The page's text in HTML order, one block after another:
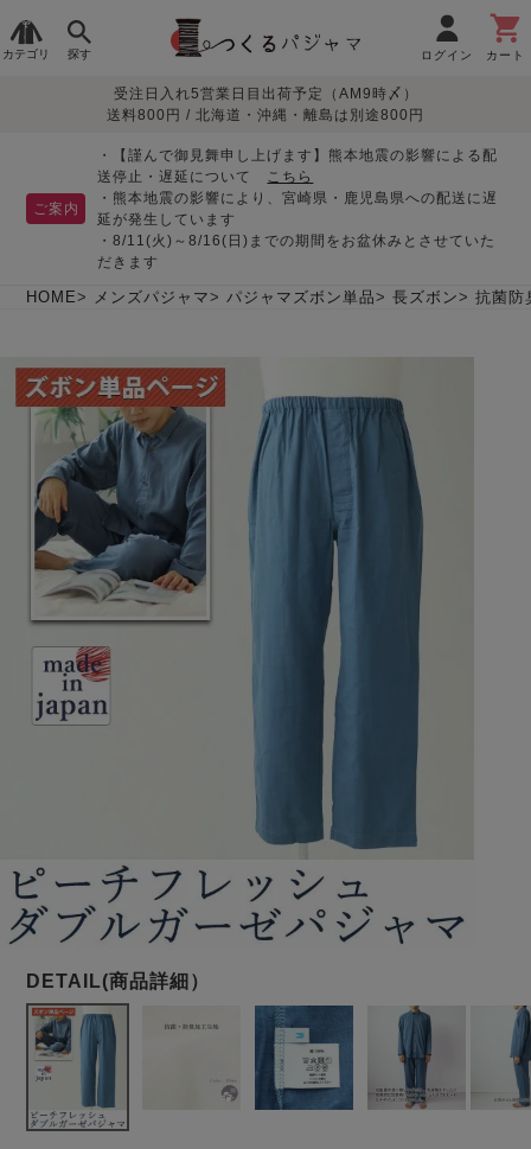
カテゴリ 探す ログイン カート
レディースパジャマ
夏 秋
メンズパジャマ
春 夏 秋
ガールズパジャマ
生地で
さがす
オーガニック素材 ガーゼ サテン織り
サッカー/ちぢみ 楊
柳
ニット/ストレッチ
売れ筋ランキング
目的別で
さがす
敏感肌用
パジャマ
入院・介護
胸が目立たない
マタニティ
パジャマ
ペアで
そろえたい
眠れる作務衣特集
体型別におすすめパジ
ャマ
年齢別におすすめパジ
ルームウェア
カタログギフト
売れ筋ランキング
- Item Ranking -
- New Arrival -
目的別でさがす一覧はこちら
デザインで
さがす
ィース
パジャマ
前開き かぶり
作務衣 胸がすけない
羽織・バスロ
上着単品
ズボン単品
すべてのメン
ズ
パジャマ
半袖
かぶり スリーパー
夏パジャマ特集 つくるパジャマとは
お支払い・送料・配送
について
返品・交換について よくあるご質問
会社概要 安心の日本製
受注日入れ5営業日目出荷予定（AM9時〆）
送料800円 / 北海道・沖縄・離島は別途800円
ご案内
・【謹んで御見舞申し上げます】熊本地震の影響による配
送停止・遅延について こちら
・熊本地震の影響により、宮崎県・鹿児島県への配送に遅
延が発生しています
・8/11(火)～8/16(日)までの期間をお盆休みとさせていた
だきます
HOME メンズパジャマ パジャマズボン単品 長ズボン 抗菌防